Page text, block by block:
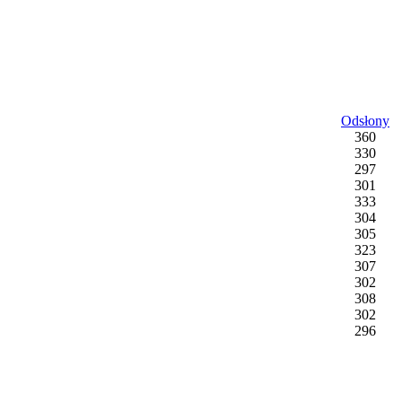
Odsłony
360
330
297
301
333
304
305
323
307
302
308
302
296